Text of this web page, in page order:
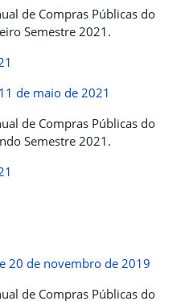
de Compras Públicas do
Semestre 2021.
de maio de 2021
de Compras Públicas do
Semestre 2021.
20 de novembro de 2019
de Compras Públicas do